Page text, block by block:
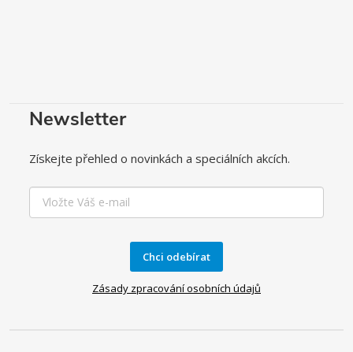
Newsletter
Získejte přehled o novinkách a speciálních akcích.
Chci odebírat
Zásady zpracování osobních údajů